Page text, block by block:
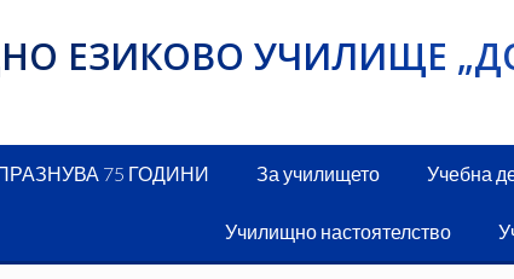
ЕЗИКОВО УЧИЛИЩЕ
75 ГОДИНИ За училището Учебна
Училищно настоятелство